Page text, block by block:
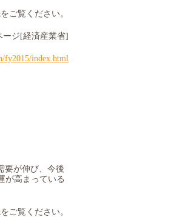
ご覧ください。
ージ [経済産業省]
fy2015/index.html
要が伸び、今後
が⾼ まっている
ご覧ください。